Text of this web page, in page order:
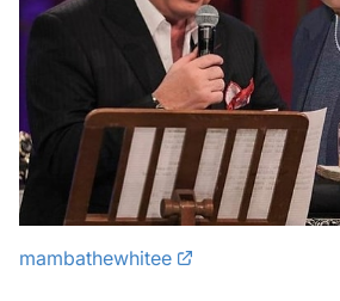
mambathewhitee